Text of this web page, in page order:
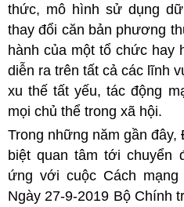
thức, mô hình sử dụng
thay đổi căn bản phương
hành của một tổ chức hay
diễn ra trên tất cả các lĩnh
xu thế tất yếu, tác động
mọi chủ thể trong xã hội.
Trong những năm gần
biệt quan tâm tới chuyển
ứng với cuộc Cách
Ngày 27-9-2019 Bộ Chính